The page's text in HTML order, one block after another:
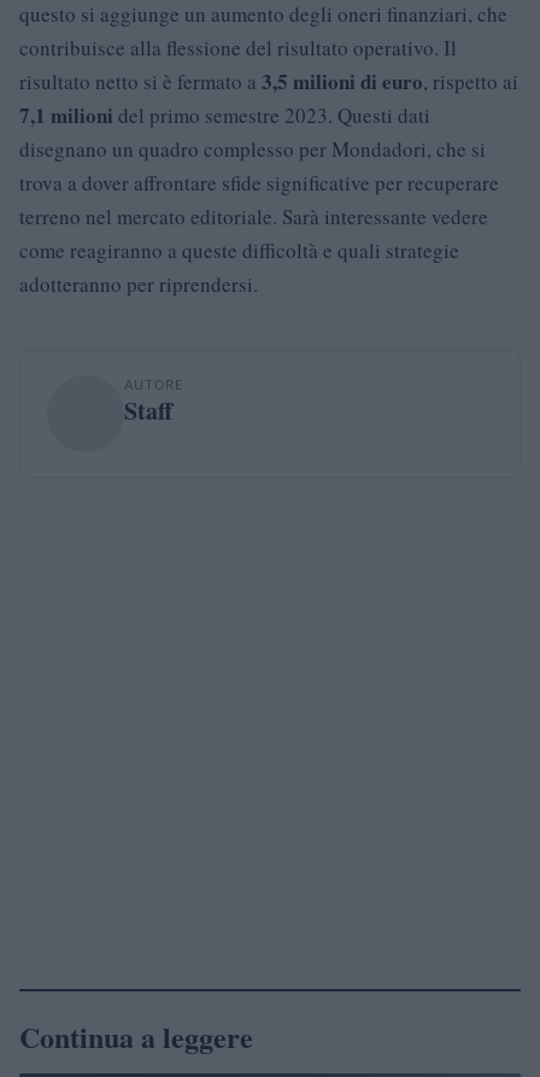
questo si aggiunge un aumento degli oneri finanziari, che
contribuisce alla flessione del risultato operativo. Il
risultato netto si è fermato a 3,5 milioni di euro, rispetto ai
7,1 milioni del primo semestre 2023. Questi dati
disegnano un quadro complesso per Mondadori, che si
trova a dover affrontare sfide significative per recuperare
terreno nel mercato editoriale. Sarà interessante vedere
come reagiranno a queste difficoltà e quali strategie
adotteranno per riprendersi.
AUTORE
Staff
Continua a leggere